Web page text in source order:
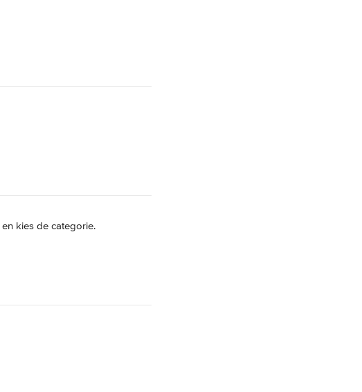
en kies de categorie.